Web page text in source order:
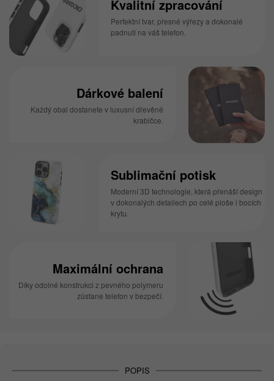
Kvalitní zpracování
Perfektní tvar, přesné výřezy a dokonalé
padnutí na váš telefon.
Dárkové balení
Každý obal dostanete v luxusní dřevěné
krabičce.
Sublimační potisk
Moderní 3D technologie, která přenáší design
v dokonalých detailech po celé ploše i bocích
krytu.
Maximální ochrana
Díky odolné konstrukci z pevného polymeru
zůstane telefon v bezpečí.
POPIS